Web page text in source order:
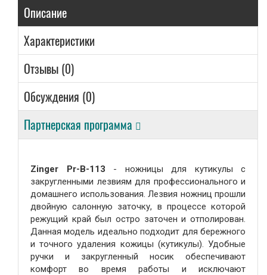
Описание
Характеристики
Отзывы (0)
Обсуждения (0)
Партнерская программа
Zinger Pr-B-113 - ножницы для кутикулы с
закругленными лезвиям для профессионального и
домашнего использования. Лезвия ножниц прошли
двойную салонную заточку, в процессе которой
режущий край был остро заточен и отполирован.
Данная модель идеально подходит для бережного
и точного удаления кожицы (кутикулы). Удобные
ручки и закругленный носик обеспечивают
комфорт во время работы и исключают